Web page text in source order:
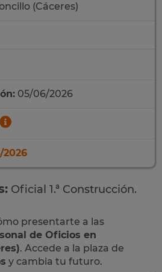
(Cáceres)
05/06/2026
2026
Oficial 1.ª Construcción.
presentarte a las
de Oficios en
. Accede a la plaza de
y cambia tu futuro.